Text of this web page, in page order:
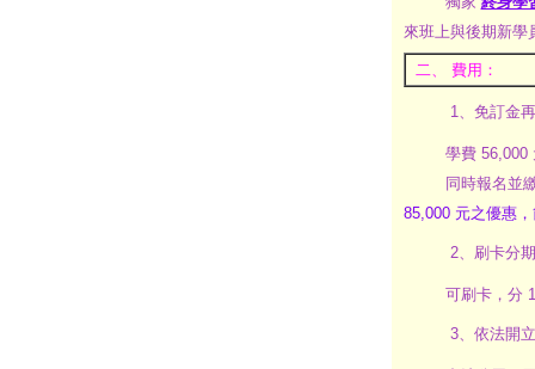
來班上與後期新學
二、 費用：
1、免訂金
學費 56,000
同時報名並
85,000 元之優惠
2、刷卡分
可刷卡，分
3、依法開